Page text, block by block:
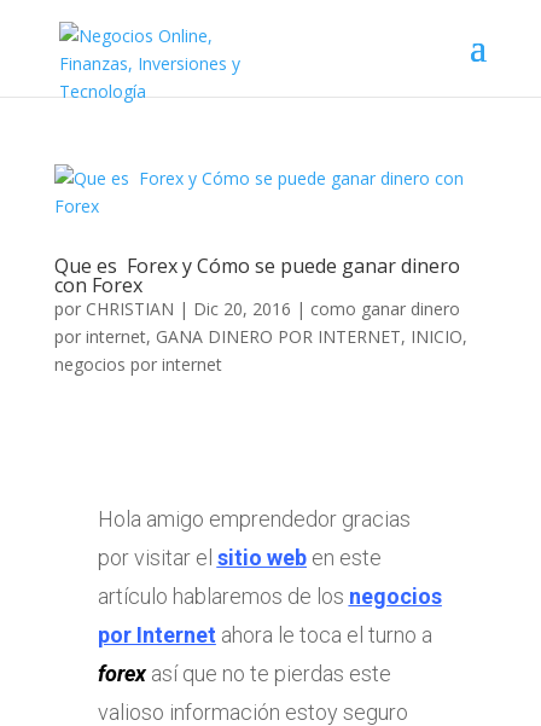
Que es Forex y Cómo se puede ganar dinero
con Forex
por CHRISTIAN | Dic 20, 2016 | como ganar dinero
por internet, GANA DINERO POR INTERNET, INICIO,
negocios por internet
Hola amigo emprendedor gracias
por visitar el sitio weben este
artículo hablaremos de los negocios
por Internet ahora le toca el turno a
forexasí que no te pierdas este
valioso información estoy seguro